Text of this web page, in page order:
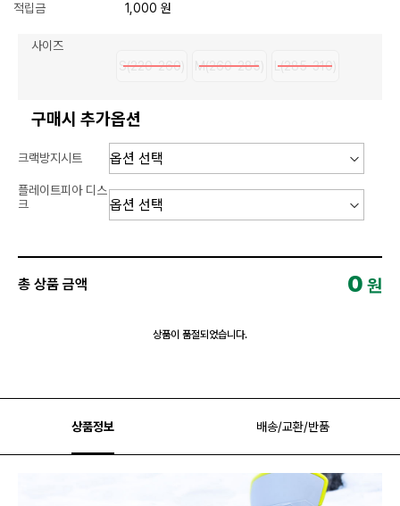
적립금 1,000 원
사이즈
S(220-260)
M(260-285) L(285-310)
구매시 추가옵션
크랙방지시트
플레이트피아 디스
크
총 상품 금액 0 원
상품이 품절되었습니다.
상품정보 배송/교환/반품